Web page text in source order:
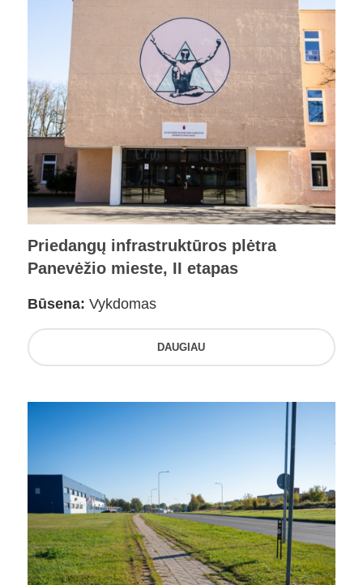
Priedangų infrastruktūros plėtra
Panevėžio mieste, II etapas
Būsena: Vykdomas
DAUGIAU